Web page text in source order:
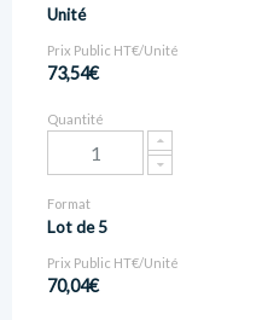
Unité
Prix Public HT€/Unité
73,54€
Quantité
Format
Lot de 5
Prix Public HT€/Unité
70,04€